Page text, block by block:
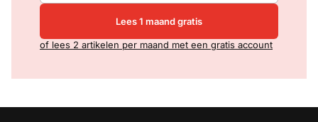
Lees 1 maand gratis
of lees 2 artikelen per maand met een gratis account